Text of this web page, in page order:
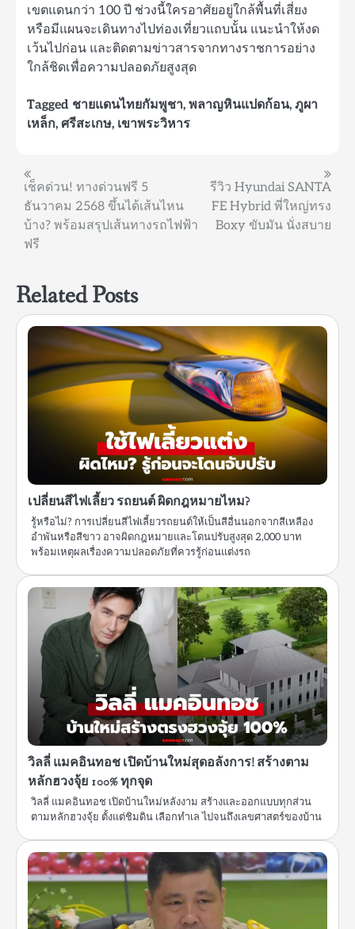
เขตแดนกว่า 100 ปี ช่วงนี้ใครอาศัยอยู่ใกล้พื้นที่เสี่ยง
หรือมีแผนจะเดินทางไปท่องเที่ยวแถบนั้น แนะนำให้งด
เว้นไปก่อน และติดตามข่าวสารจากทางราชการอย่าง
ใกล้ชิดเพื่อความปลอดภัยสูงสุด
Tagged ชายแดนไทยกัมพูชา, พลาญหินแปดก้อน, ภูผา
เหล็ก, ศรีสะเกษ, เขาพระวิหาร
แนะแนว
เรื่อง
เช็คด่วน! ทางด่วนฟรี 5
ธันวาคม 2568 ขึ้นได้เส้นไหน
บ้าง? พร้อมสรุปเส้นทางรถไฟฟ้า
ฟรี
รีวิว Hyundai SANTA
FE Hybrid พี่ใหญ่ทรง
Boxy ขับมัน นั่งสบาย
Related Posts
เปลี่ยนสีไฟเลี้ยว รถยนต์ ผิดกฎหมายไหม?
รู้หรือไม่? การเปลี่ยนสีไฟเลี้ยวรถยนต์ให้เป็นสีอื่นนอกจากสีเหลือง
อำพันหรือสีขาว อาจผิดกฎหมายและโดนปรับสูงสุด 2,000 บาท
พร้อมเหตุผลเรื่องความปลอดภัยที่ควรรู้ก่อนแต่งรถ
วิลลี่ แมคอินทอช เปิดบ้านใหม่สุดอลังการ! สร้างตาม
หลักฮวงจุ้ย 100% ทุกจุด
วิลลี่ แมคอินทอช เปิดบ้านใหม่หลังงาม สร้างและออกแบบทุกส่วน
ตามหลักฮวงจุ้ย ตั้งแต่ชิมดิน เลือกทำเล ไปจนถึงเลขศาสตร์ของบ้าน